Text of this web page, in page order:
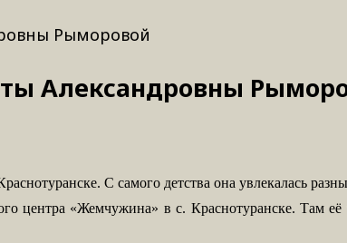
Рыморовой
Александровны
С самого детства она увлекалась
центра «Жемчужина» в с. Краснотуранске. Там